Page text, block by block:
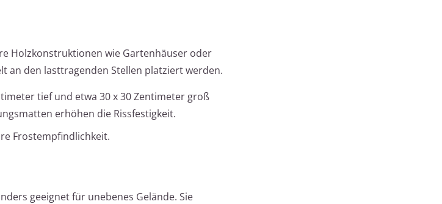
Holzkonstruktionen wie Gartenhäuser oder
an den lasttragenden Stellen platziert werden.
tief und etwa 30 x 30 Zentimeter groß
erhöhen die Rissfestigkeit.
Frostempfindlichkeit.
geeignet für unebenes Gelände. Sie